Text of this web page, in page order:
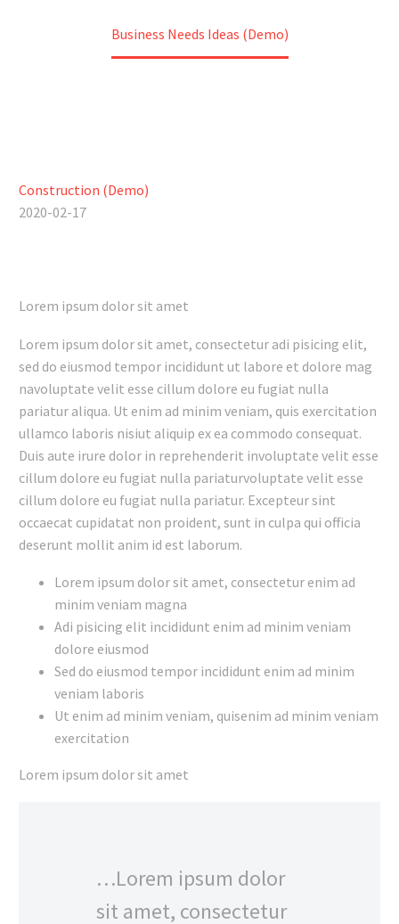
Business Needs Ideas (Demo)
Construction (Demo)
2020-02-17
Lorem ipsum dolor sit amet
Lorem ipsum dolor sit amet, consectetur adi pisicing elit,
sed do eiusmod tempor incididunt ut labore et dolore mag
navoluptate velit esse cillum dolore eu fugiat nulla
pariatur aliqua. Ut enim ad minim veniam, quis exercitation
ullamco laboris nisiut aliquip ex ea commodo consequat.
Duis aute irure dolor in reprehenderit involuptate velit esse
cillum dolore eu fugiat nulla pariaturvoluptate velit esse
cillum dolore eu fugiat nulla pariatur. Excepteur sint
occaecat cupidatat non proident, sunt in culpa qui officia
deserunt mollit anim id est laborum.
Lorem ipsum dolor sit amet, consectetur enim ad
minim veniam magna
Adi pisicing elit incididunt enim ad minim veniam
dolore eiusmod
Sed do eiusmod tempor incididunt enim ad minim
veniam laboris
Ut enim ad minim veniam, quisenim ad minim veniam
exercitation
Lorem ipsum dolor sit amet
…Lorem ipsum dolor
sit amet, consectetur